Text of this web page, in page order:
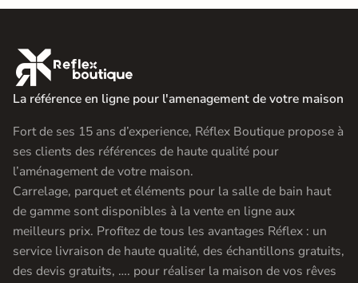

La référence en ligne pour l'amenagement de votre maison
Fort de ses 15 ans d’experience, Réflex Boutique propose à
ses clients des références de haute qualité pour
l’aménagement de votre maison.
Carrelage, parquet et éléments pour la salle de bain haut
de gamme sont disponibles à la vente en ligne aux
meilleurs prix. Profitez de tous les avantages Réflex : un
service livraison de haute qualité, des échantillons gratuits,
des devis gratuits, …. pour réaliser la maison de vos rêves